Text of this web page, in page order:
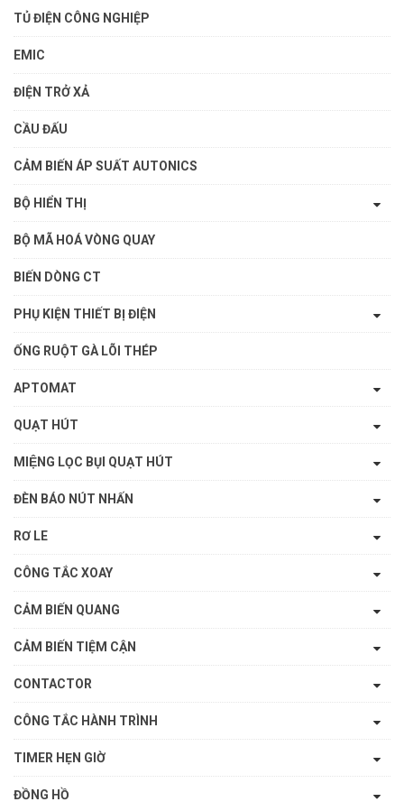
TỦ ĐIỆN CÔNG NGHIỆP
EMIC
ĐIỆN TRỞ XẢ
CẦU ĐẤU
CẢM BIẾN ÁP SUẤT AUTONICS
BỘ HIỂN THỊ
BỘ MÃ HOÁ VÒNG QUAY
BIẾN DÒNG CT
PHỤ KIỆN THIẾT BỊ ĐIỆN
ỐNG RUỘT GÀ LÕI THÉP
APTOMAT
QUẠT HÚT
MIỆNG LỌC BỤI QUẠT HÚT
ĐÈN BÁO NÚT NHẤN
RƠ LE
CÔNG TẮC XOAY
CẢM BIẾN QUANG
CẢM BIẾN TIỆM CẬN
CONTACTOR
CÔNG TẮC HÀNH TRÌNH
TIMER HẸN GIỜ
ĐỒNG HỒ